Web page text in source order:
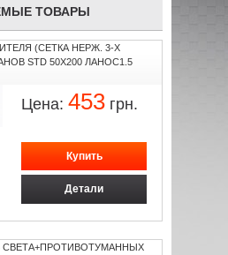
ТОВАРЫ
(СЕТКА НЕРЖ. 3-Х
STD 50Х200 ЛАНОС1.5
Цена: 453 грн.
Детали
СВЕТА+ПРОТИВОТУМАННЫХ